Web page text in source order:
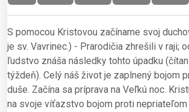
S pomocou Kristovou začíname svoj
je sv. Vavrinec.) - Prarodičia zhrešili v raji;
ľudstvo znáša následky tohto úpadku
týždeň). Celý náš život je zaplnený bojom
duše. Začína sa príprava na Veľkú noc.
na svoje víťazstvo bojom proti nepriateľom